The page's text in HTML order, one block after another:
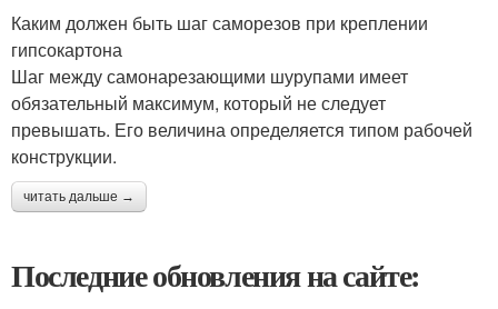
Каким должен быть шаг саморезов при креплении
гипсокартона
Шаг между самонарезающими шурупами имеет
обязательный максимум, который не следует
превышать. Его величина определяется типом рабочей
конструкции.
читать дальше →
Последние обновления на сайте: